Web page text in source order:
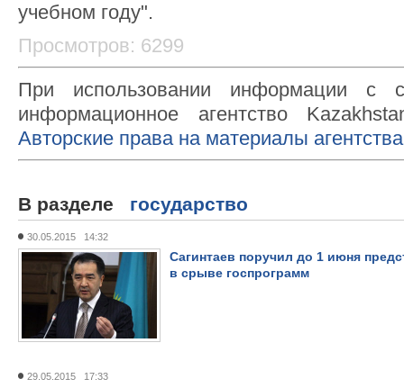
учебном году".
Просмотров: 6299
При использовании информации с
информационное агентство
Авторские права на материалы
В разделе государство
30.05.2015 14:32
Сагинтаев поручил до 1 июня
в срыве госпрограмм
29.05.2015 17:33